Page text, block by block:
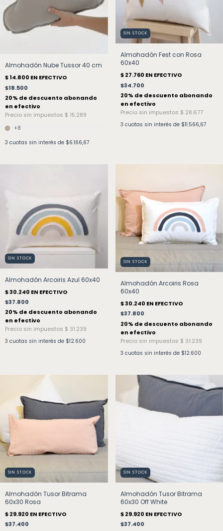
Almohadón Nube Tussor 40 cm
$18.500
+8
3 cuotas sin interés de $6.166,67
SIN STOCK
Almohadón Fest con Rosa
60x40
$34.700
3 cuotas sin interés de $11.566,67
SIN STOCK
Almohadón Arcoiris Azul 60x40
$37.800
3 cuotas sin interés de $12.600
SIN STOCK
Almohadón Arcoiris Rosa
60x40
$37.800
3 cuotas sin interés de $12.600
SIN STOCK
Almohadón Tusor Bitrama
60x30 Rosa
$37.400
SIN STOCK
Almohadón Tusor Bitrama
60x30 Off White
$37.400